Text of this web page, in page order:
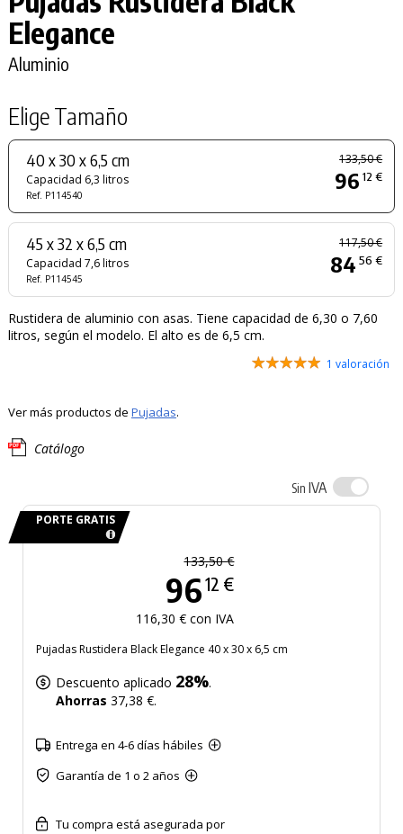
Elegance
Aluminio
Elige Tamaño
40 x 30 x 6,5 cm
Capacidad 6,3 litros
Ref. P114540
133,50 €
96 12 €
45 x 32 x 6,5 cm
Capacidad 7,6 litros
Ref. P114545
117,50 €
84 56 €
Rustidera de aluminio con asas. Tiene capacidad de 6,30 o 7,60
litros, según el modelo. El alto es de 6,5 cm.
1 valoración
Ver más productos de Pujadas.
Catálogo
Sin IVA
PORTE GRATIS
133,50 €
9612 €
116,30 € con IVA
Pujadas Rustidera Black Elegance 40 x 30 x 6,5 cm
Descuento aplicado 28%.
Ahorras 37,38 €.
Entrega en 4-6 días hábiles
Garantía de 1 o 2 años
Tu compra está asegurada por